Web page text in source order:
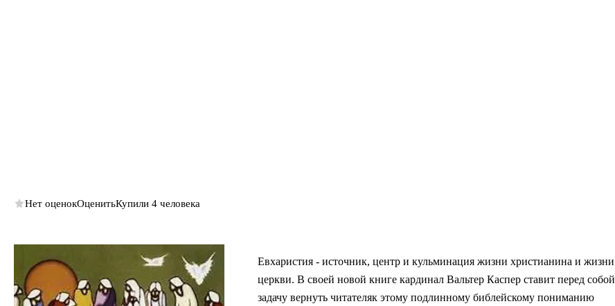
Евхаристия - источник, центр и кульминация жизни христианина и жизни
церкви. В своей новой книге кардинал Вальтер Каспер ставит перед собой
задачу вернуть читателяк этому подлинному библейскому пониманию
Нет оценокОценитьКупили 4 человека